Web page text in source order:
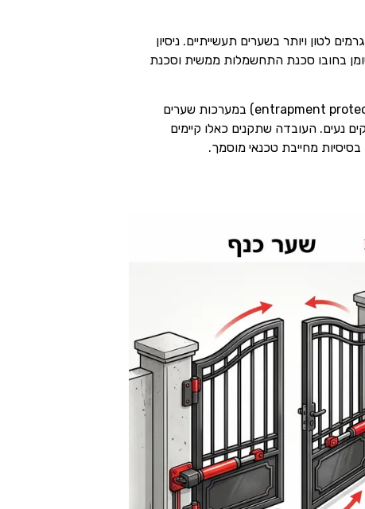
לטון ויותר בשערים תעשייתיים. ניסיון
בחובו סכנת התחשמלות ממשית וסכנת
מגדירים דרישות מחמירות להגנה מפני הילכדות (entrapment protection) במערכות שערים
נעים. העובדה שתקנים כאלו קיימים
מחייבת טכנאי מוסמך.